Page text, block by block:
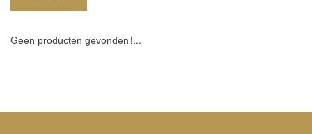
NURSERY / TABLEWARE
Geen producten gevonden!...